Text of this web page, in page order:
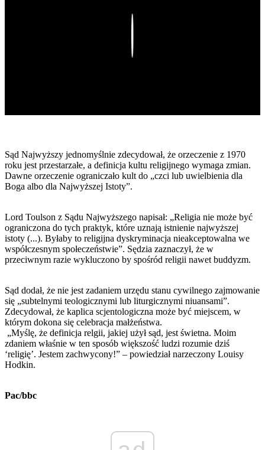
Sąd Najwyższy jednomyślnie zdecydował, że orzeczenie z 1970
roku jest przestarzałe, a definicja kultu religijnego wymaga zmian.
Dawne orzeczenie ograniczało kult do „czci lub uwielbienia dla
Boga albo dla Najwyższej Istoty”.
Lord Toulson z Sądu Najwyższego napisał: „Religia nie może być
ograniczona do tych praktyk, które uznają istnienie najwyższej
istoty (...). Byłaby to religijna dyskryminacja nieakceptowalna we
współczesnym społeczeństwie”. Sędzia zaznaczył, że w
przeciwnym razie wykluczono by spośród religii nawet buddyzm.
Sąd dodał, że nie jest zadaniem urzędu stanu cywilnego zajmowanie
się „subtelnymi teologicznymi lub liturgicznymi niuansami”.
Zdecydował, że kaplica scjentologiczna może być miejscem, w
którym dokona się celebracja małżeństwa.
„Myślę, że definicja relgii, jakiej użył sąd, jest świetna. Moim
zdaniem właśnie w ten sposób większość ludzi rozumie dziś
‘religię’. Jestem zachwycony!” – powiedział narzeczony Louisy
Hodkin.
Pac/bbc